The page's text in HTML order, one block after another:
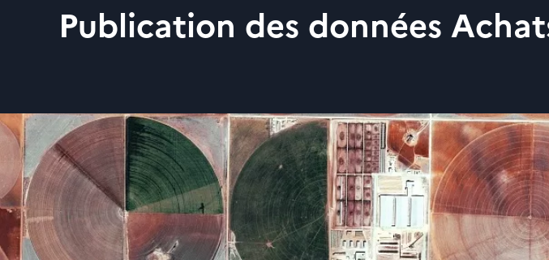
Publication des données
Données essentielles
Pour les marchés dont le montant est supérieur à
plateforme des Achats du CNES.